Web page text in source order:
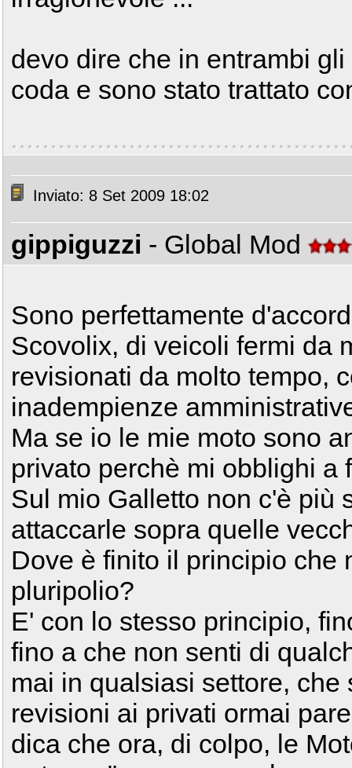
devo dire che in entrambi
coda e sono stato trattato
Inviato: 8 Set 2009 18:02
gippiguzzi - Global Mod
Sono perfettamente
Scovolix, di veicoli fermi da
revisionati da molto tempo,
inadempienze
Ma se io le mie moto sono
privato perchè mi obblighi a
Sul mio Galletto non c'è più
attaccarle sopra quelle
Dove è finito il principio che
pluripolio?
E' con lo stesso principio,
fino a che non senti di
mai in qualsiasi settore, che
revisioni ai privati ormai
dica che ora, di colpo, le